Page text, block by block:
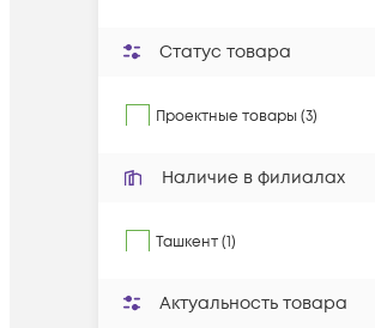
Статус товара
Проектные товары (3)
Наличие в филиалах
Ташкент (1)
Актуальность товара